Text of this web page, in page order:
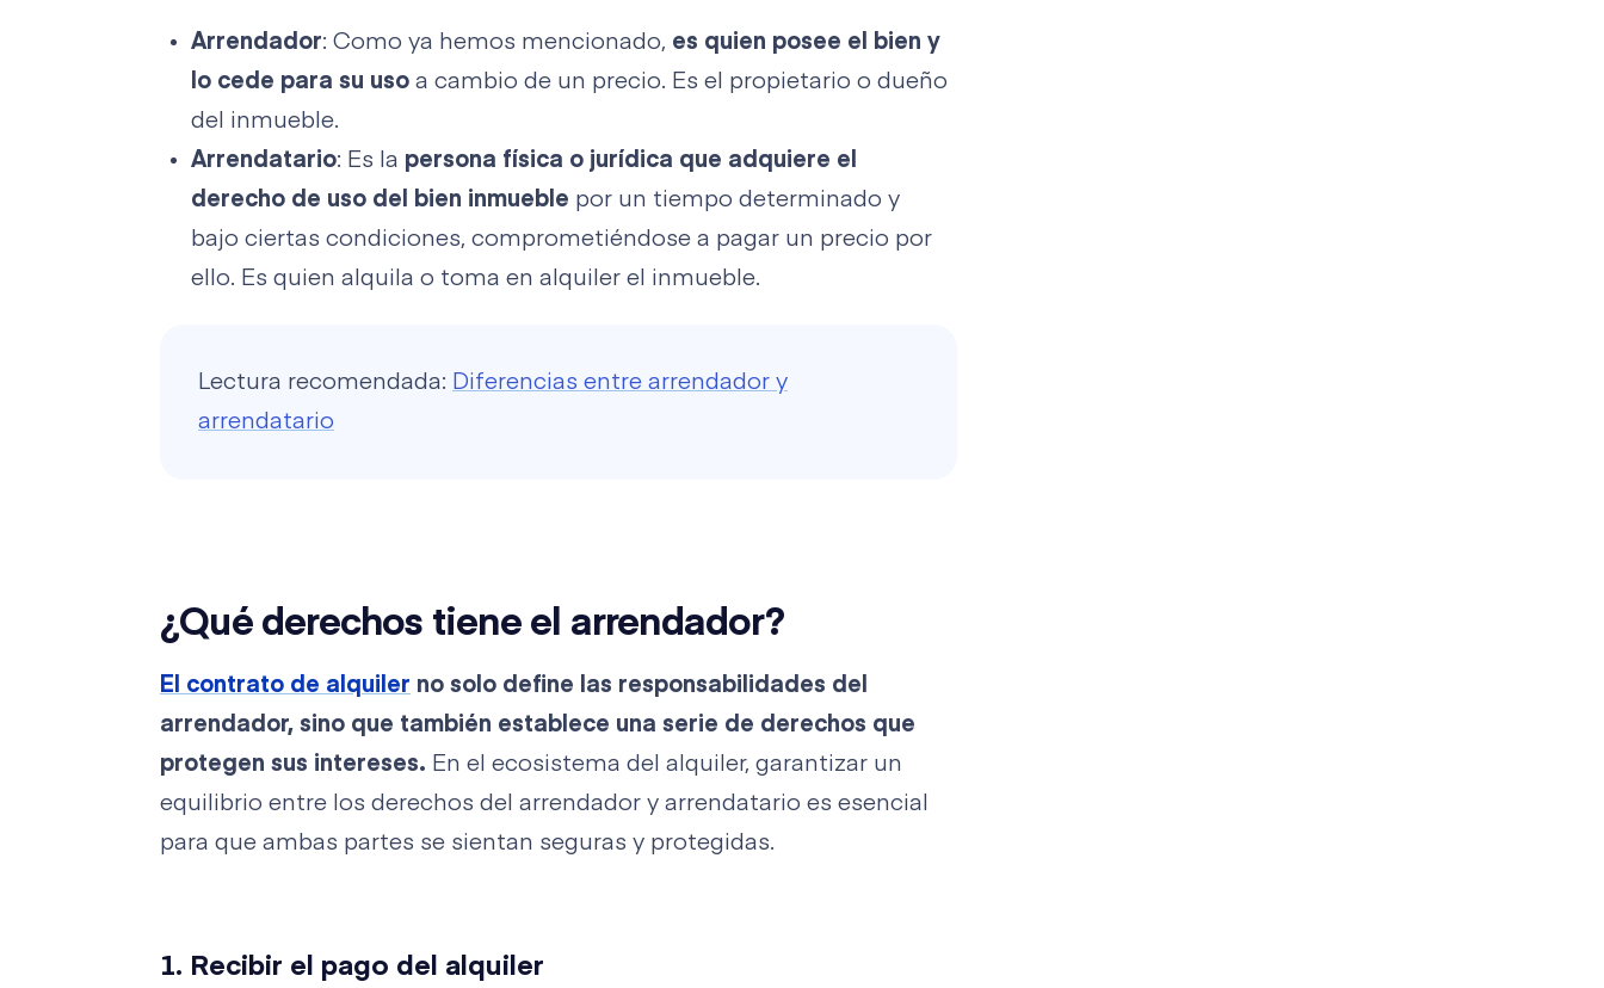
Arrendador: Como ya hemos mencionado, es quien posee el bien y
lo cede para su uso a cambio de un precio. Es el propietario o dueño
del inmueble.
Arrendatario: Es la persona física o jurídica que adquiere el
derecho de uso del bien inmueble por un tiempo determinado y
bajo ciertas condiciones, comprometiéndose a pagar un precio por
ello. Es quien alquila o toma en alquiler el inmueble.
Lectura recomendada: Diferencias entre arrendador y
arrendatario
¿Qué derechos tiene el arrendador?
El contrato de alquiler no solo define las responsabilidades del
arrendador, sino que también establece una serie de derechos que
protegen sus intereses. En el ecosistema del alquiler, garantizar un
equilibrio entre los derechos del arrendador y arrendatario es esencial
para que ambas partes se sientan seguras y protegidas.
1. Recibir el pago del alquiler